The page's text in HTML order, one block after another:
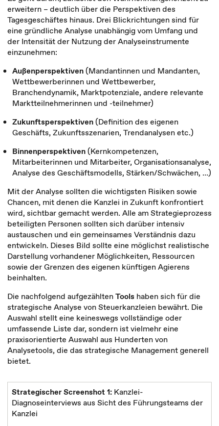
erweitern – deutlich über die Perspektiven des
Tagesgeschäftes hinaus. Drei Blickrichtungen sind für
eine gründliche Analyse unabhängig vom Umfang und
der Intensität der Nutzung der Analyseinstrumente
einzunehmen:
Außenperspektiven(Mandantinnen und Mandanten,
Wettbewerberinnen und Wettbewerber,
Branchendynamik, Marktpotenziale, andere relevante
Marktteilnehmerinnen und -teilnehmer)
Zukunftsperspektiven(Definition des eigenen
Geschäfts, Zukunftsszenarien, Trendanalysen etc.)
Binnenperspektiven(Kernkompetenzen,
Mitarbeiterinnen und Mitarbeiter, Organisationsanalyse,
Analyse des Geschäftsmodells, Stärken/Schwächen, …)
Mit der Analyse sollten die wichtigsten Risiken sowie
Chancen, mit denen die Kanzlei in Zukunft konfrontiert
wird, sichtbar gemacht werden. Alle am Strategieprozess
beteiligten Personen sollten sich darüber intensiv
austauschen und ein gemeinsames Verständnis dazu
entwickeln. Dieses Bild sollte eine möglichst realistische
Darstellung vorhandener Möglichkeiten, Ressourcen
sowie der Grenzen des eigenen künftigen Agierens
beinhalten.
Die nachfolgend aufgezähltenTools haben sich für die
strategische Analyse von Steuerkanzleien bewährt. Die
Auswahl stellt eine keineswegs vollständige oder
umfassende Liste dar, sondern ist vielmehr eine
praxisorientierte Auswahl aus Hunderten von
Analysetools, die das strategische Management generell
bietet.
Strategischer Screenshot 1: Kanzlei-
Diagnoseinterviews aus Sicht des Führungsteams der
Kanzlei